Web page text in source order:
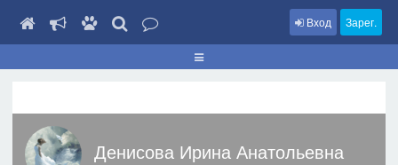
Вход Зарег.
Денисова Ирина Анатольевна